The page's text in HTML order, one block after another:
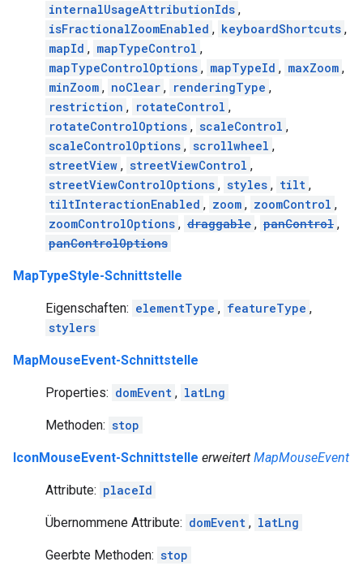
internalUsageAttributionIds ,
isFractionalZoomEnabled , keyboardShortcuts ,
mapId , mapTypeControl ,
mapTypeControlOptions , mapTypeId , maxZoom ,
minZoom , noClear , renderingType ,
restriction , rotateControl ,
rotateControlOptions , scaleControl ,
scaleControlOptions , scrollwheel ,
streetView , streetViewControl ,
streetViewControlOptions , styles , tilt ,
tiltInteractionEnabled , zoom , zoomControl ,
zoomControlOptions , draggable , panControl ,
panControlOptions
MapTypeStyle-Schnittstelle
Eigenschaften: elementType , featureType ,
stylers
MapMouseEvent-Schnittstelle
Properties: domEvent , latLng
Methoden: stop
IconMouseEvent-Schnittstelle erweitert MapMouseEvent
Attribute: placeId
Übernommene Attribute: domEvent , latLng
Geerbte Methoden: stop